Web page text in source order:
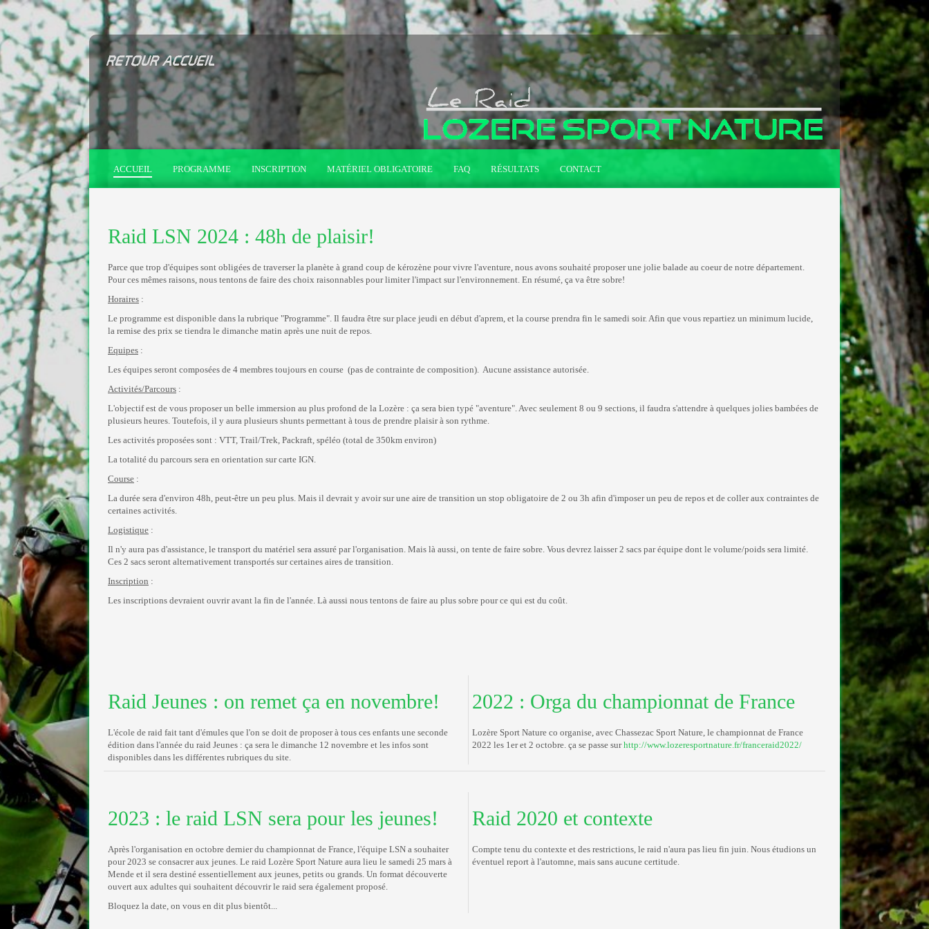
ACCUEIL PROGRAMME INSCRIPTION MATÉRIEL OBLIGATOIRE FAQ RÉSULTATS CONTACT
Raid LSN 2024 : 48h de plaisir!
Parce que trop d'équipes sont obligées de traverser la planète à grand coup de kérozène pour vivre l'aventure, nous avons souhaité proposer une jolie balade au coeur de notre département.
Pour ces mêmes raisons, nous tentons de faire des choix raisonnables pour limiter l'impact sur l'environnement. En résumé, ça va être sobre!
Horaires :
Le programme est disponible dans la rubrique "Programme". Il faudra être sur place jeudi en début d'aprem, et la course prendra fin le samedi soir. Afin que vous repartiez un minimum lucide,
la remise des prix se tiendra le dimanche matin après une nuit de repos.
Equipes :
Les équipes seront composées de 4 membres toujours en course (pas de contrainte de composition). Aucune assistance autorisée.
Activités/Parcours :
L'objectif est de vous proposer un belle immersion au plus profond de la Lozère : ça sera bien typé "aventure". Avec seulement 8 ou 9 sections, il faudra s'attendre à quelques jolies bambées de
plusieurs heures. Toutefois, il y aura plusieurs shunts permettant à tous de prendre plaisir à son rythme.
Les activités proposées sont : VTT, Trail/Trek, Packraft, spéléo (total de 350km environ)
La totalité du parcours sera en orientation sur carte IGN.
Course :
La durée sera d'environ 48h, peut-être un peu plus. Mais il devrait y avoir sur une aire de transition un stop obligatoire de 2 ou 3h afin d'imposer un peu de repos et de coller aux contraintes de
certaines activités.
Logistique :
Il n'y aura pas d'assistance, le transport du matériel sera assuré par l'organisation. Mais là aussi, on tente de faire sobre. Vous devrez laisser 2 sacs par équipe dont le volume/poids sera limité.
Ces 2 sacs seront alternativement transportés sur certaines aires de transition.
Inscription :
Les inscriptions devraient ouvrir avant la fin de l'année. Là aussi nous tentons de faire au plus sobre pour ce qui est du coût.
Raid Jeunes : on remet ça en novembre!
L'école de raid fait tant d'émules que l'on se doit de proposer à tous ces enfants une seconde
édition dans l'année du raid Jeunes : ça sera le dimanche 12 novembre et les infos sont
disponibles dans les différentes rubriques du site.
2022 : Orga du championnat de France
Lozère Sport Nature co organise, avec Chassezac Sport Nature, le championnat de France
2022 les 1er et 2 octobre. ça se passe surhttp://www.lozeresportnature.fr/franceraid2022/
2023 : le raid LSN sera pour les jeunes!
Après l'organisation en octobre dernier du championnat de France, l'équipe LSN a souhaiter
pour 2023 se consacrer aux jeunes. Le raid Lozère Sport Nature aura lieu le samedi 25 mars à
Mende et il sera destiné essentiellement aux jeunes, petits ou grands. Un format découverte
ouvert aux adultes qui souhaitent découvrir le raid sera également proposé.
Bloquez la date, on vous en dit plus bientôt...
Raid 2020 et contexte
Compte tenu du contexte et des restrictions, le raid n'aura pas lieu fin juin. Nous étudions un
éventuel report à l'automne, mais sans aucune certitude.